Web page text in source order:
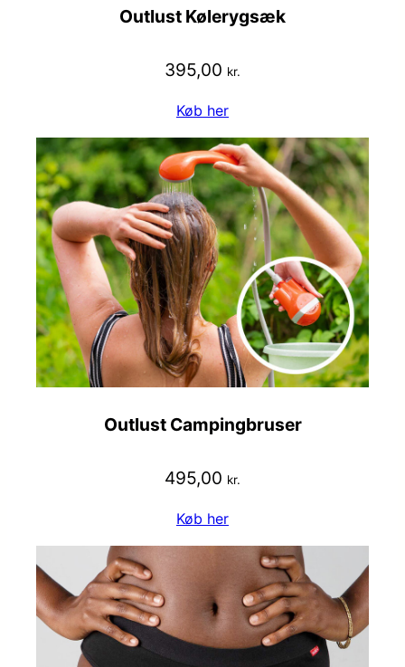
Outlust Kølerygsæk
395,00 kr.
Køb her
Outlust Campingbruser
495,00 kr.
Køb her